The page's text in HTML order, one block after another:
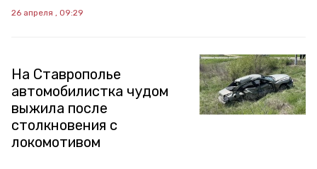
26 апреля , 09:29
На Ставрополье
автомобилистка чудом
выжила после
столкновения с
локомотивом